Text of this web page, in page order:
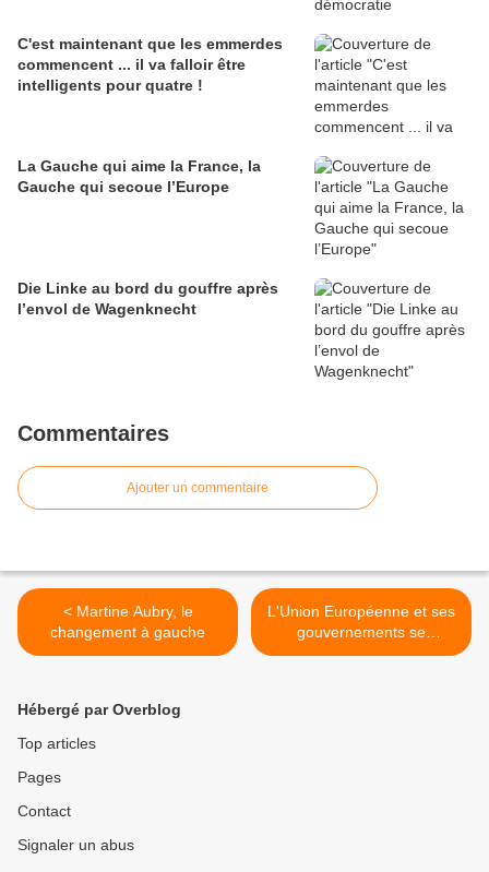
C'est maintenant que les emmerdes
commencent ... il va falloir être
intelligents pour quatre !
La Gauche qui aime la France, la
Gauche qui secoue l’Europe
Die Linke au bord du gouffre après
l’envol de Wagenknecht
Commentaires
Ajouter un commentaire
< Martine Aubry, le
changement à gauche
L'Union Européenne et ses
gouvernements se
trompent de sujet depuis 11
Hébergé par Overblog
Top articles
Pages
Contact
Signaler un abus